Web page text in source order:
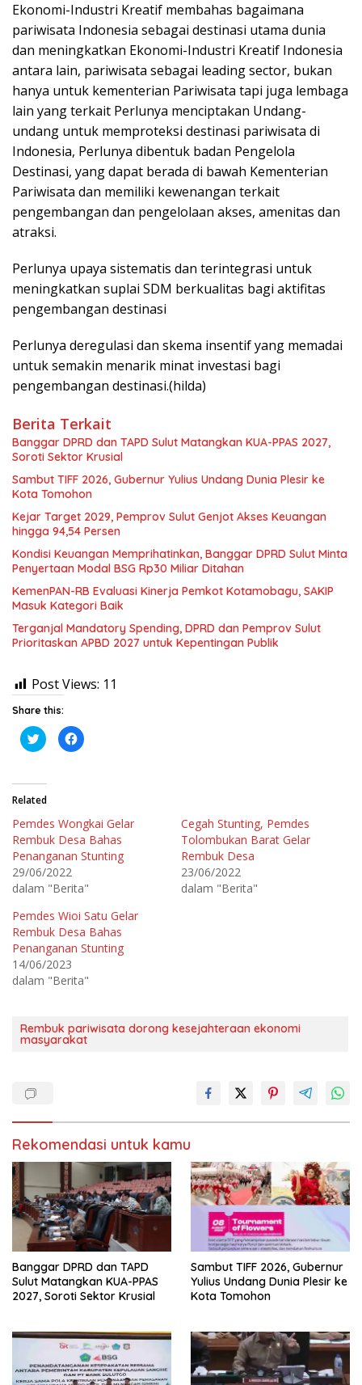
Ekonomi-Industri Kreatif membahas bagaimana
pariwisata Indonesia sebagai destinasi utama dunia
dan meningkatkan Ekonomi-Industri Kreatif Indonesia
antara lain, pariwisata sebagai leading sector, bukan
hanya untuk kementerian Pariwisata tapi juga lembaga
lain yang terkait Perlunya menciptakan Undang-
undang untuk memproteksi destinasi pariwisata di
Indonesia, Perlunya dibentuk badan Pengelola
Destinasi, yang dapat berada di bawah Kementerian
Pariwisata dan memiliki kewenangan terkait
pengembangan dan pengelolaan akses, amenitas dan
atraksi.
Perlunya upaya sistematis dan terintegrasi untuk
meningkatkan suplai SDM berkualitas bagi aktifitas
pengembangan destinasi
Perlunya deregulasi dan skema insentif yang memadai
untuk semakin menarik minat investasi bagi
pengembangan destinasi.(hilda)
Berita Terkait
Banggar DPRD dan TAPD Sulut Matangkan KUA-PPAS 2027,
Soroti Sektor Krusial
Sambut TIFF 2026, Gubernur Yulius Undang Dunia Plesir ke
Kota Tomohon
Kejar Target 2029, Pemprov Sulut Genjot Akses Keuangan
hingga 94,54 Persen
Kondisi Keuangan Memprihatinkan, Banggar DPRD Sulut Minta
Penyertaan Modal BSG Rp30 Miliar Ditahan
KemenPAN-RB Evaluasi Kinerja Pemkot Kotamobagu, SAKIP
Masuk Kategori Baik
Terganjal Mandatory Spending, DPRD dan Pemprov Sulut
Prioritaskan APBD 2027 untuk Kepentingan Publik
Post Views: 11
Share this:
K
l
n
u
b
r
b
a
g
p
d
a
T
w
i
t
t
e
r
m
b
u
d
l
a
y
g
b
a
r
u
)
K
l
m
e
m
b
a
k
n
d
i
F
a
b
o
M
e
m
e
d
e
l
a
n
g
b
a
r
u
)
Related
Pemdes Wongkai Gelar
Rembuk Desa Bahas
Penanganan Stunting
29/06/2022
dalam "Berita"
Cegah Stunting, Pemdes
Tolombukan Barat Gelar
Rembuk Desa
23/06/2022
dalam "Berita"
Pemdes Wioi Satu Gelar
Rembuk Desa Bahas
Penanganan Stunting
14/06/2023
dalam "Berita"
Rembuk pariwisata dorong kesejahteraan ekonomi
masyarakat
Rekomendasi untuk kamu
Banggar DPRD dan TAPD
Sulut Matangkan KUA-PPAS
2027, Soroti Sektor Krusial
Sambut TIFF 2026, Gubernur
Yulius Undang Dunia Plesir ke
Kota Tomohon